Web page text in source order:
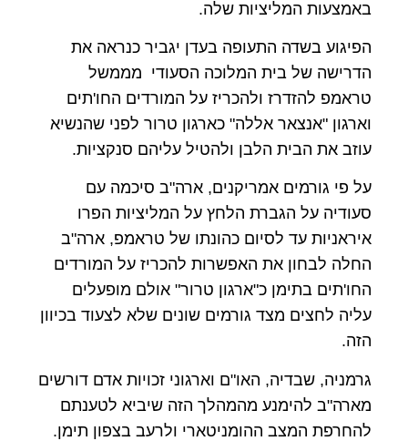
באמצעות המליציות שלה.
הפיגוע בשדה התעופה בעדן יגביר כנראה את
הדרישה של בית המלוכה הסעודי מממשל
טראמפ להזדרז ולהכריז על המורדים החו'תים
וארגון "אנצאר אללה" כארגון טרור לפני שהנשיא
עוזב את הבית הלבן ולהטיל עליהם סנקציות.
על פי גורמים אמריקנים, ארה"ב סיכמה עם
סעודיה על הגברת הלחץ על המליציות הפרו
איראניות עד לסיום כהונתו של טראמפ, ארה"ב
החלה לבחון את האפשרות להכריז על המורדים
החו'תים בתימן כ"ארגון טרור" אולם מופעלים
עליה לחצים מצד גורמים שונים שלא לצעוד בכיוון
הזה.
גרמניה, שבדיה, האו"ם וארגוני זכויות אדם דורשים
מארה"ב להימנע מהמהלך הזה שיביא לטענתם
להחרפת המצב ההומניטארי ולרעב בצפון תימן.